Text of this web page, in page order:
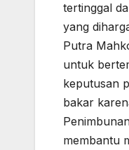
tertinggal
yang
Putra
untuk
keputusan
bakar
membantu